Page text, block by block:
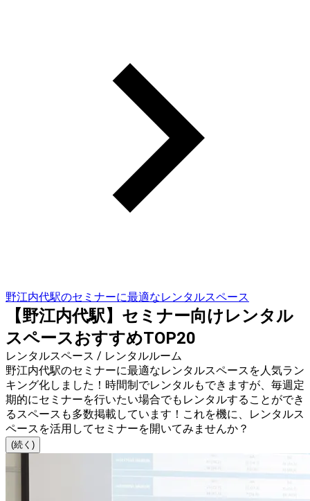
野江内代駅のセミナーに最適なレンタルスペース
【野江内代駅】セミナー向けレンタル
スペースおすすめTOP20
レンタルスペース / レンタルルーム
野江内代駅のセミナーに最適なレンタルスペースを人気ラン
キング化しました！時間制でレンタルもできますが、毎週定
期的にセミナーを行いたい場合でもレンタルすることができ
るスペースも多数掲載しています！これを機に、レンタルス
ペースを活用してセミナーを開いてみませんか？
(続く)